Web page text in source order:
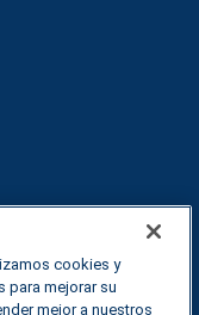
cookies y
para mejorar su
mejor a nuestros